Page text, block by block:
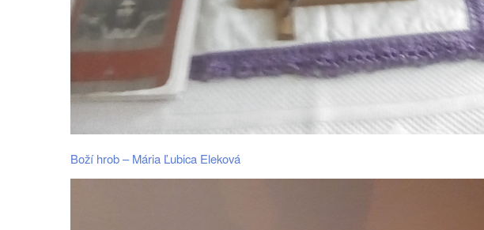
Boží hrob – Mária Ľubica Eleková